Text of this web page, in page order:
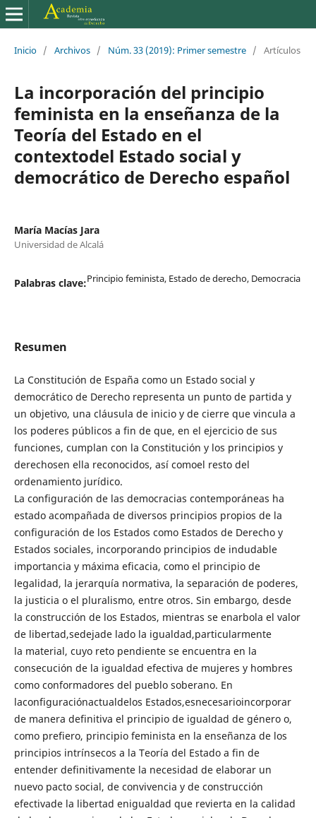
Inicio / Archivos / Núm. 33 (2019): Primer semestre / Artículos
La incorporación del principio
feminista en la enseñanza de la
Teoría del Estado en el
contextodel Estado social y
democrático de Derecho español
María Macías Jara
Universidad de Alcalá
Palabras clave:Principio feminista, Estado de derecho, Democracia
Resumen
La Constitución de España como un Estado social y
democrático de Derecho representa un punto de partida y
un objetivo, una cláusula de inicio y de cierre que vincula a
los poderes públicos a fin de que, en el ejercicio de sus
funciones, cumplan con la Constitución y los principios y
derechosen ella reconocidos, así comoel resto del
ordenamiento jurídico.
La configuración de las democracias contemporáneas ha
estado acompañada de diversos principios propios de la
configuración de los Estados como Estados de Derecho y
Estados sociales, incorporando principios de indudable
importancia y máxima eficacia, como el principio de
legalidad, la jerarquía normativa, la separación de poderes,
la justicia o el pluralismo, entre otros. Sin embargo, desde
la construcción de los Estados, mientras se enarbola el valor
de libertad,sedejade lado la igualdad,particularmente
la material, cuyo reto pendiente se encuentra en la
consecución de la igualdad efectiva de mujeres y hombres
como conformadores del pueblo soberano. En
laconfiguraciónactualdelos Estados,esnecesarioincorporar
de manera definitiva el principio de igualdad de género o,
como prefiero, principio feminista en la enseñanza de los
principios intrínsecos a la Teoría del Estado a fin de
entender definitivamente la necesidad de elaborar un
nuevo pacto social, de convivencia y de construcción
efectivade la libertad enigualdad que revierta en la calidad